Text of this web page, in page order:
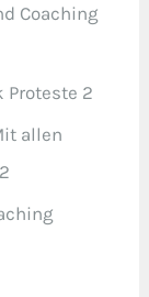
Coaching
Proteste 2
allen